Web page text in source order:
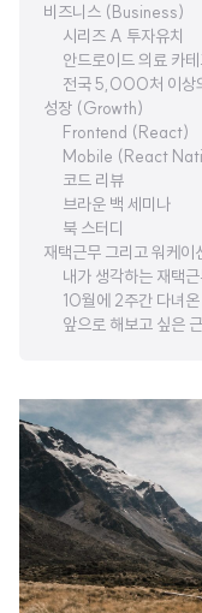
비즈니스 (Business)
시리즈 A 투자유치
안드로이드 의료 카
전국 5,000처 이상
성장 (Growth)
Frontend (React)
Mobile (React
코드 리뷰
브라운 백 세미나
북 스터디
재택근무 그리고 워케이
내가 생각하는 재택
10월에 2주간 다녀
앞으로 해보고 싶은